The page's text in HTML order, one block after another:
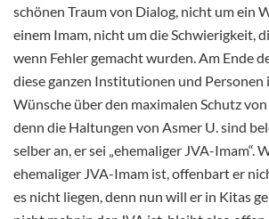
schönen Traum von Dialog, nicht um ein
einem Imam, nicht um die Schwierigkeit,
wenn Fehler gemacht wurden. Am Ende
diese ganzen Institutionen und Personen
Wünsche über den maximalen Schutz
denn die Haltungen von Asmer U. sind
selber an, er sei „ehemaliger JVA-Imam“.
ehemaliger JVA-Imam ist, offenbart er
es nicht liegen, denn nun will er in Kitas